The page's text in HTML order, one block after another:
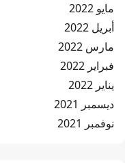
مايو 2022
أبريل 2022
مارس 2022
فبراير 2022
يناير 2022
ديسمبر 2021
نوفمبر 2021